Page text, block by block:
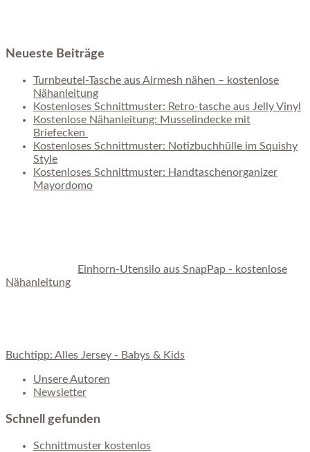
Neueste Beiträge
Turnbeutel-Tasche aus Airmesh nähen – kostenlose
Nähanleitung
Kostenloses Schnittmuster: Retro-tasche aus Jelly Vinyl
Kostenlose Nähanleitung: Musselindecke mit
Briefecken
Kostenloses Schnittmuster: Notizbuchhülle im Squishy
Style
Kostenloses Schnittmuster: Handtaschenorganizer
Mayordomo
Einhorn-Utensilo aus SnapPap - kostenlose
Nähanleitung
Buchtipp: Alles Jersey - Babys & Kids
Unsere Autoren
Newsletter
Schnell gefunden
Schnittmuster kostenlos